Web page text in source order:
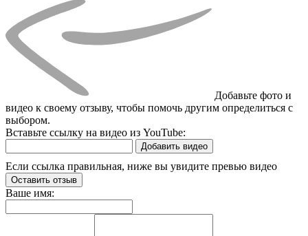
Добавьте фото и
видео к своему отзыву, чтобы помочь другим определиться с
выбором.
Вставьте ссылку на видео из YouTube:
Добавить видео
Если ссылка правильная, ниже вы увидите превью видео
Оставить отзыв
Ваше имя: